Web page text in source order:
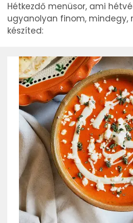
Hétkezdő menüsor, ami
ugyanolyan finom, mindegy,
készíted: